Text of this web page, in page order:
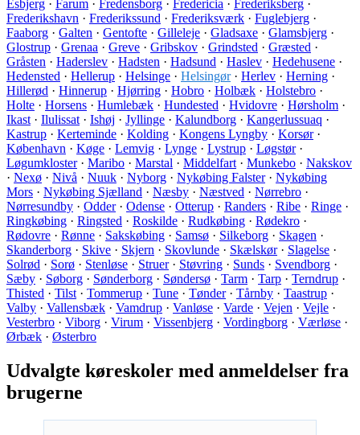
Esbjerg · Farum · Fredensborg · Fredericia · Frederiksberg ·
Frederikshavn · Frederikssund · Frederiksværk · Fuglebjerg ·
Faaborg · Galten · Gentofte · Gilleleje · Gladsaxe · Glamsbjerg ·
Glostrup · Grenaa · Greve · Gribskov · Grindsted · Græsted ·
Gråsten · Haderslev · Hadsten · Hadsund · Haslev · Hedehusene ·
Hedensted · Hellerup · Helsinge · Helsingør· Herlev · Herning ·
Hillerød · Hinnerup · Hjørring · Hobro · Holbæk · Holstebro ·
Holte · Horsens · Humlebæk · Hundested · Hvidovre · Hørsholm ·
Ikast · Ilulissat · Ishøj · Jyllinge · Kalundborg · Kangerlussuaq ·
Kastrup · Kerteminde · Kolding · Kongens Lyngby · Korsør·
København · Køge · Lemvig · Lynge · Lystrup · Løgstør·
Løgumkloster· Maribo · Marstal · Middelfart · Munkebo · Nakskov
· Nexø · Nivå · Nuuk · Nyborg · Nykøbing Falster· Nykøbing
Mors · Nykøbing Sjælland · Næsby · Næstved · Nørrebro ·
Nørresundby · Odder· Odense · Otterup · Randers · Ribe · Ringe ·
Ringkøbing · Ringsted · Roskilde · Rudkøbing · Rødekro ·
Rødovre · Rønne · Sakskøbing · Samsø · Silkeborg · Skagen ·
Skanderborg · Skive · Skjern · Skovlunde · Skælskør· Slagelse ·
Solrød · Sorø · Stenløse · Struer· Støvring · Sunds · Svendborg ·
Sæby · Søborg · Sønderborg · Søndersø · Tarm · Tarp · Terndrup ·
Thisted · Tilst · Tommerup · Tune · Tønder· Tårnby · Taastrup ·
Valby · Vallensbæk · Vamdrup · Vanløse · Varde · Vejen · Vejle ·
Vesterbro · Viborg · Virum · Vissenbjerg · Vordingborg · Værløse ·
Ørbæk · Østerbro
Udvalgte køreskoler med anmeldelser fra
brugerne